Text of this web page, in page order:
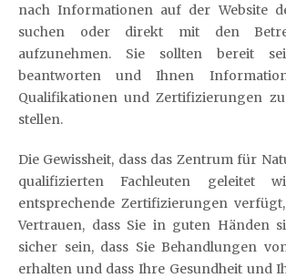
nach Informationen auf der Website
suchen oder direkt mit den
aufzunehmen. Sie sollten bereit
beantworten und Ihnen
Qualifikationen und Zertifizierungen
stellen.
Die Gewissheit, dass das Zentrum für
qualifizierten Fachleuten geleitet
entsprechende Zertifizierungen
Vertrauen, dass Sie in guten Händen
sicher sein, dass Sie Behandlungen
erhalten und dass Ihre Gesundheit und